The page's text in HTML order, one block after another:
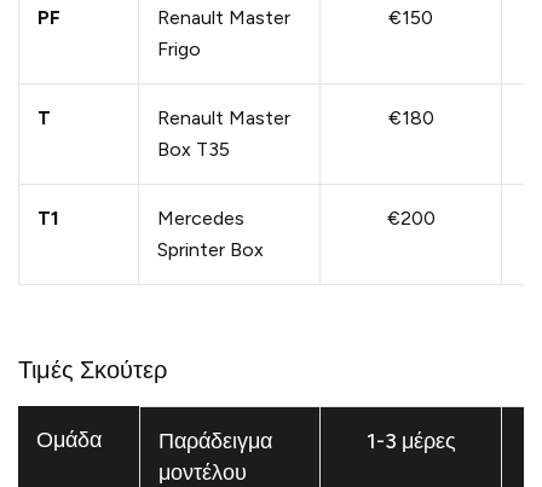
PF
Renault Master
Frigo
€150
T
Renault Master
Box T35
€180
T1
Mercedes
Sprinter Box
€200
Τιμές Σκούτερ
Ομάδα
Παράδειγμα
μοντέλου
1-3 μέρες